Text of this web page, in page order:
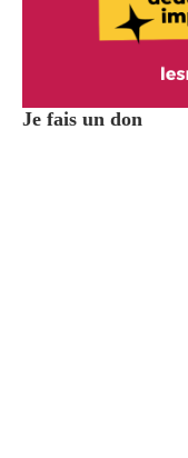
Je fais un don